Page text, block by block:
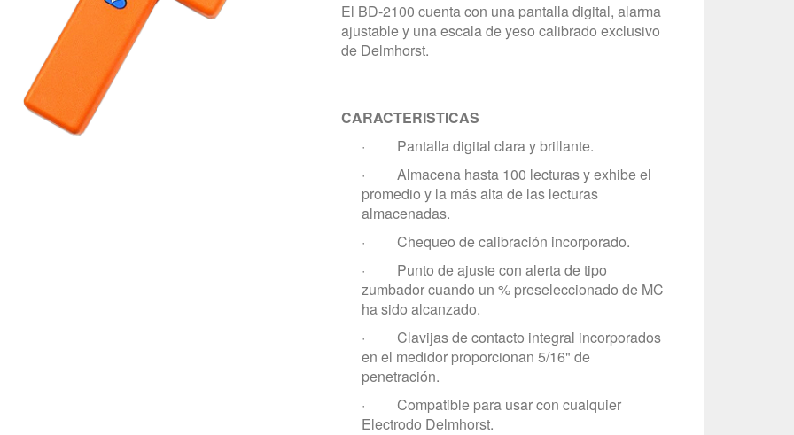
El BD-2100 cuenta con una pantalla digital, alarma
ajustable y una escala de yeso calibrado exclusivo
de Delmhorst.
CARACTERISTICAS
· Pantalla digital clara y brillante.
· Almacena hasta 100 lecturas y exhibe el
promedio y la más alta de las lecturas
almacenadas.
· Chequeo de calibración incorporado.
· Punto de ajuste con alerta de tipo
zumbador cuando un % preseleccionado de MC
ha sido alcanzado.
· Clavijas de contacto integral incorporados
en el medidor proporcionan 5/16" de
penetración.
· Compatible para usar con cualquier
Electrodo Delmhorst.